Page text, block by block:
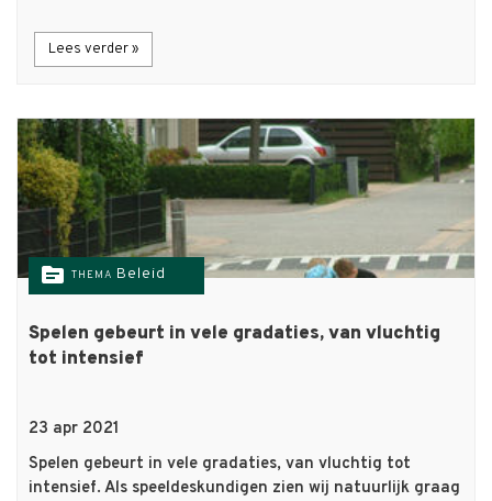
Lees verder »
topic THEMA Beleid
Spelen gebeurt in vele gradaties, van vluchtig
tot intensief
23 apr 2021
Spelen gebeurt in vele gradaties, van vluchtig tot
intensief. Als speeldeskundigen zien wij natuurlijk graag